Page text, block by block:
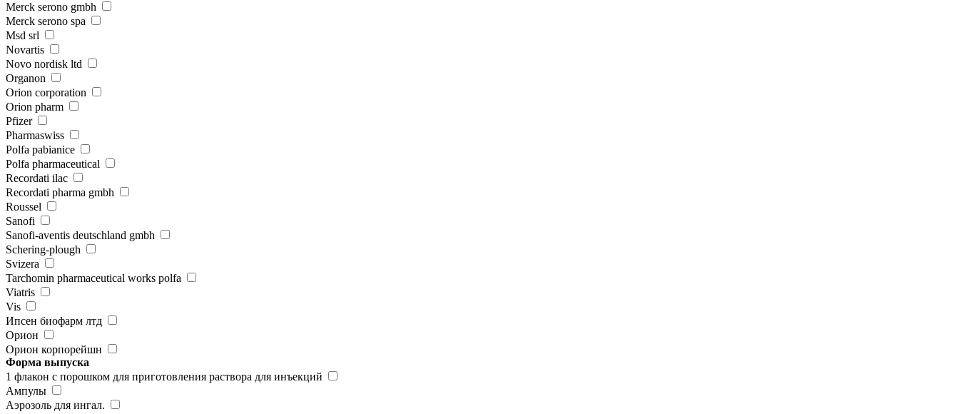
Merck serono gmbh
Merck serono spa
Msd srl
Novartis
Novo nordisk ltd
Organon
Orion corporation
Orion pharm
Pfizer
Pharmaswiss
Polfa pabianice
Polfa pharmaceutical
Recordati ilac
Recordati pharma gmbh
Roussel
Sanofi
Sanofi-aventis deutschland gmbh
Schering-plough
Svizera
Tarchomin pharmaceutical works polfa
Viatris
Vis
Ипсен биофарм лтд
Орион
Орион корпорейшн
Форма выпуска
1 флакон с порошком для приготовления раствора для инъекций
Ампулы
Аэрозоль для ингал.